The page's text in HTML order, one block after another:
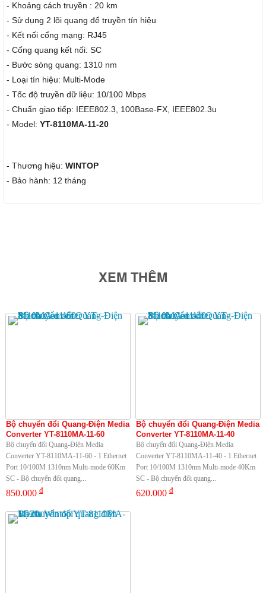
- Khoảng cách truyền : 20 km
- Sử dụng 2 lõi quang để truyền tín hiệu
- Kết nối cổng mạng: RJ45
- Cổng quang kết nối: SC
- Bước sóng quang: 1310 nm
- Loại tín hiệu: Multi-Mode
- Tốc độ truyền dữ liệu: 10/100 Mbps
- Chuẩn giao tiếp: IEEE802.3, 100Base-FX, IEEE802.3u
- Model: YT-8110MA-11-20
- Thương hiệu: WINTOP
- Bảo hành: 12 tháng
XEM THÊM
Bộ chuyển đổi Quang-Điện Media
Converter YT-8110MA-11-60
Bộ chuyển đổi Quang-Điện Media
Converter YT-8110MA-11-60 - 1 Ethernet
Port 10/100M 1310nm Multi-mode 60Km
SC - Bộ chuyển đổi quang...
850.000đ
Bộ chuyển đổi Quang-Điện Media
Converter YT-8110MA-11-40
Bộ chuyển đổi Quang-Điện Media
Converter YT-8110MA-11-40 - 1 Ethernet
Port 10/100M 1310nm Multi-mode 40Km
SC - Bộ chuyển đổi quang...
620.000đ